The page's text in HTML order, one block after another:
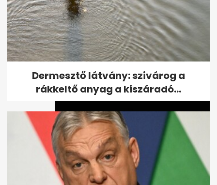
55 éves lett Csőre Gábor: a
szinkronszínész hangját
mindenki...
Dermesztő látvány: szivárog a
rákkeltő anyag a kiszáradó...